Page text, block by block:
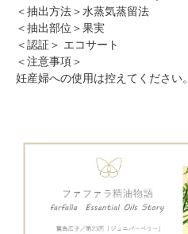
＜抽出方法＞水蒸気蒸留法
＜抽出部位＞果実
＜認証＞ エコサート
＜注意事項＞
妊産婦への使用は控えてください。